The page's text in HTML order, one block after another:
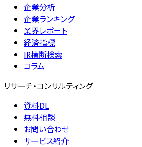
企業分析
企業ランキング
業界レポート
経済指標
IR横断検索
コラム
リサーチ・コンサルティング
資料DL
無料相談
お問い合わせ
サービス紹介